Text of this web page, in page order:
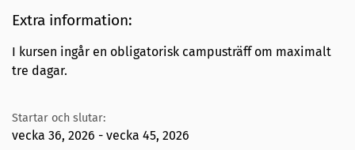
Extra information:
I kursen ingår en obligatorisk campusträff om maximalt
tre dagar.
Startar och slutar:
vecka 36, 2026 - vecka 45, 2026